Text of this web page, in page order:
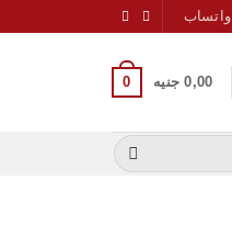
واتساب
0,00 جنيه 0